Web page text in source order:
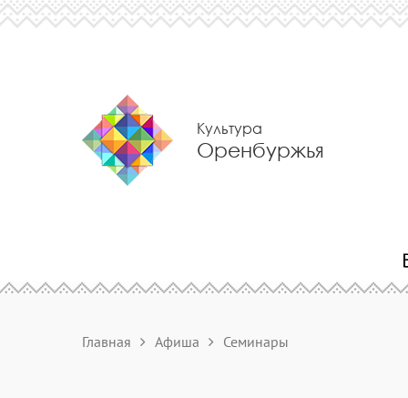
Культура
Оренбуржья
Главная Афиша Семинары